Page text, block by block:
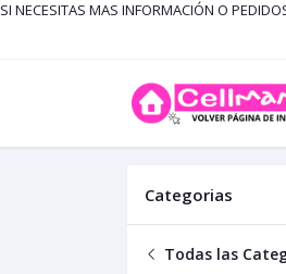
SI NECESITAS MAS INFORMACIÓN O
Categorias
Todas las